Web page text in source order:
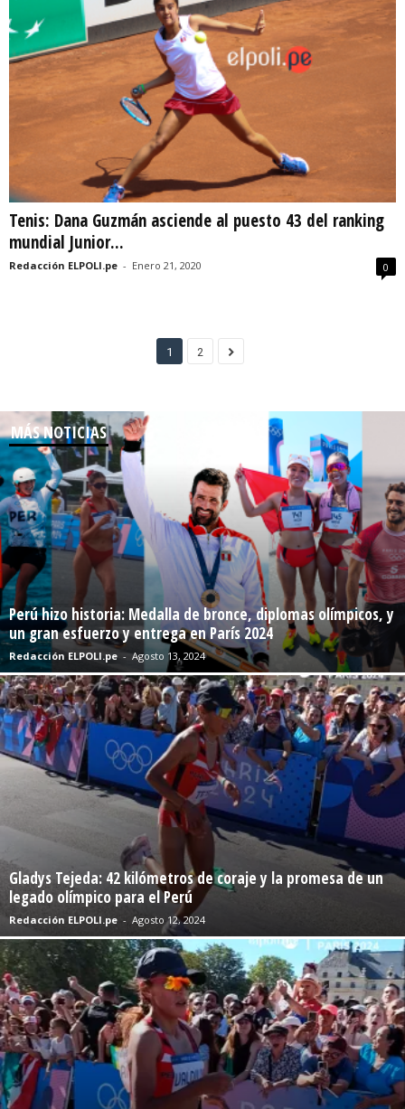
Tenis: Dana Guzmán asciende al puesto 43 del ranking
mundial Junior...
Redacción ELPOLI.pe - Enero 21, 2020 0
1 2
MÁS NOTICIAS
Perú hizo historia: Medalla de bronce, diplomas olímpicos, y
un gran esfuerzo y entrega en París 2024
Redacción ELPOLI.pe - Agosto 13, 2024
Gladys Tejeda: 42 kilómetros de coraje y la promesa de un
legado olímpico para el Perú
Redacción ELPOLI.pe - Agosto 12, 2024